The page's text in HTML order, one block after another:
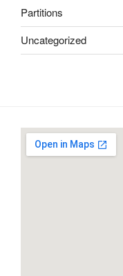
Partitions
Uncategorized